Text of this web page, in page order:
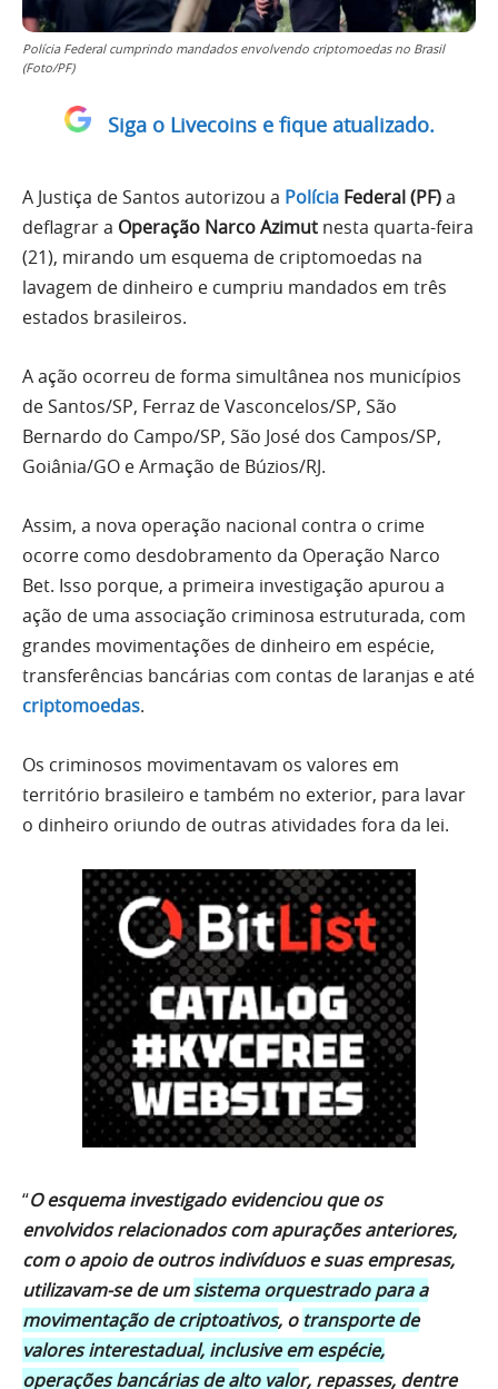
Polícia Federal cumprindo mandados envolvendo criptomoedas no Brasil
(Foto/PF)
Siga o Livecoins e fique atualizado.
A Justiça de Santos autorizou a Polícia Federal (PF)a
deflagrar a Operação Narco Azimut nesta quarta-feira
(21), mirando um esquema de criptomoedas na
lavagem de dinheiro e cumpriu mandados em três
estados brasileiros.
A ação ocorreu de forma simultânea nos municípios
de Santos/SP, Ferraz de Vasconcelos/SP, São
Bernardo do Campo/SP, São José dos Campos/SP,
Goiânia/GO e Armação de Búzios/RJ.
Assim, a nova operação nacional contra o crime
ocorre como desdobramento da Operação Narco
Bet. Isso porque, a primeira investigação apurou a
ação de uma associação criminosa estruturada, com
grandes movimentações de dinheiro em espécie,
transferências bancárias com contas de laranjas e até
criptomoedas.
Os criminosos movimentavam os valores em
território brasileiro e também no exterior, para lavar
o dinheiro oriundo de outras atividades fora da lei.
“O esquema investigado evidenciou que os
envolvidos relacionados com apurações anteriores,
com o apoio de outros indivíduos e suas empresas,
utilizavam-se de umsistema orquestrado para a
movimentação de criptoativos, o transporte de
valores interestadual, inclusive em espécie,
operações bancárias de alto valor, repasses, dentre